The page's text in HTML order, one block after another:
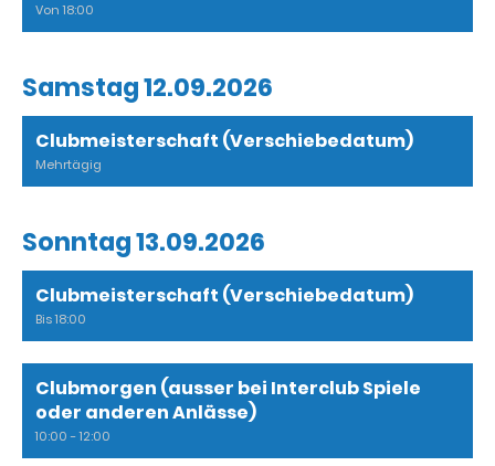
Von 18:00
Samstag 12.09.2026
Clubmeisterschaft (Verschiebedatum)
Mehrtägig
Sonntag 13.09.2026
Clubmeisterschaft (Verschiebedatum)
Bis 18:00
Clubmorgen (ausser bei Interclub Spiele
oder anderen Anlässe)
10:00 - 12:00